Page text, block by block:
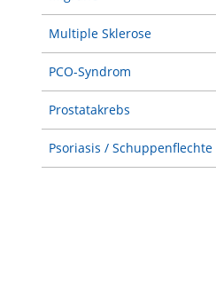
Multiple Sklerose
PCO-Syndrom
Prostatakrebs
Psoriasis / Schuppenflechte